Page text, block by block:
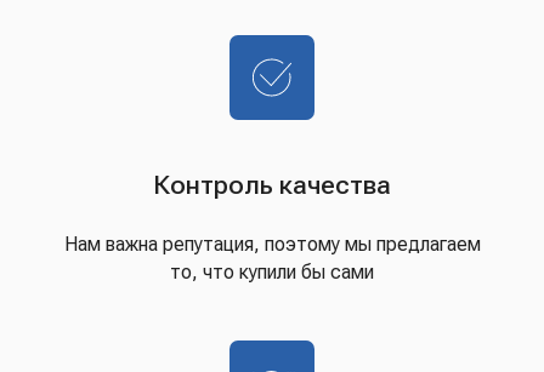
Контроль качества
Нам важна репутация, поэтому мы предлагаем
то, что купили бы сами